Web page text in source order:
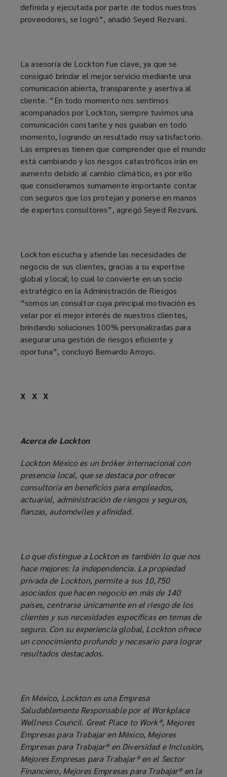
definida y ejecutada por parte de todos nuestros
proveedores, se logró”, añadió Seyed Rezvani.
La asesoría de Lockton fue clave, ya que se
consiguió brindar el mejor servicio mediante una
comunicación abierta, transparente y asertiva al
cliente. “En todo momento nos sentimos
acompañados por Lockton, siempre tuvimos una
comunicación constante y nos guiaban en todo
momento, logrando un resultado muy satisfactorio.
Las empresas tienen que comprender que el mundo
está cambiando y los riesgos catastróficos irán en
aumento debido al cambio climático, es por ello
que consideramos sumamente importante contar
con seguros que los protejan y ponerse en manos
de expertos consultores”, agregó Seyed Rezvani.
Lockton escucha y atiende las necesidades de
negocio de sus clientes, gracias a su expertise
global y local; lo cual lo convierte en un socio
estratégico en la Administración de Riesgos
“somos un consultor cuya principal motivación es
velar por el mejor interés de nuestros clientes,
brindando soluciones 100% personalizadas para
asegurar una gestión de riesgos eficiente y
oportuna”, concluyó Bernardo Arroyo.
X X X
Acerca de Lockton
Lockton México es un bróker internacional con
presencia local, que se destaca por ofrecer
consultoría en beneficios para empleados,
actuarial, administración de riesgos y seguros,
fianzas, automóviles y afinidad.
Lo que distingue a Lockton es también lo que nos
hace mejores: la independencia. La propiedad
privada de Lockton, permite a sus 10,750
asociados que hacen negocio en más de 140
países, centrarse únicamente en el riesgo de los
clientes y sus necesidades específicas en temas de
seguro. Con su experiencia global, Lockton ofrece
un conocimiento profundo y necesario para lograr
resultados destacados.
En México, Lockton es una Empresa
Saludablemente Responsable por el Workplace
Wellness Council. Great Place to Work®, Mejores
Empresas para Trabajar en México, Mejores
Empresas para Trabajar® en Diversidad e Inclusión,
Mejores Empresas para Trabajar® en el Sector
Financiero, Mejores Empresas para Trabajar® en la